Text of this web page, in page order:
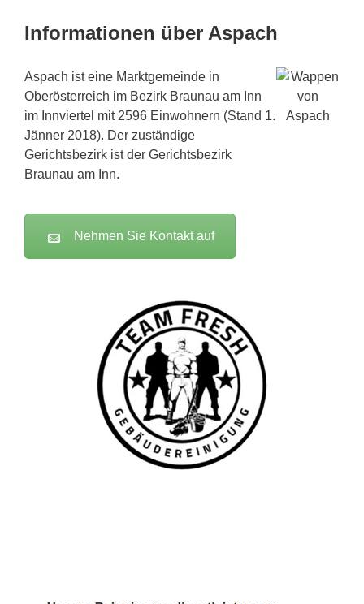
Informationen über Aspach
Aspach ist eine Marktgemeinde in
Oberösterreich im Bezirk Braunau am Inn
im Innviertel mit 2596 Einwohnern (Stand 1.
Jänner 2018). Der zuständige
Gerichtsbezirk ist der Gerichtsbezirk
Braunau am Inn.
Nehmen Sie Kontakt auf